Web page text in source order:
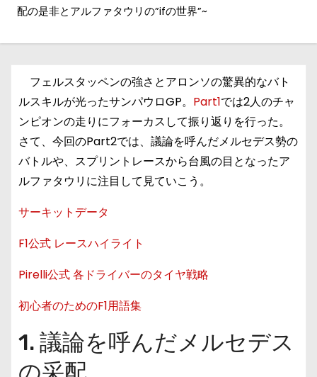
配の是非とアルファタウリの”ifの世界”~
フェルスタッペンの強さとアロンソの驚異的なバト
ルスキルが光ったサンパウロGP。 Part1では2人のチャ
ンピオンの走りにフォーカスして振り返りを行った。
さて、今回のPart2では、議論を呼んだメルセデス勢の
バトルや、スプリントレースから台風の目となったア
ルファタウリに注目して見ていこう。
サーキットデータ
F1公式 レースハイライト
Pirelli公式 各ドライバーのタイヤ戦略
初心者のためのF1用語集
1. 議論を呼んだメルセデス